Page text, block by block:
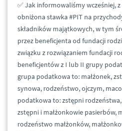
✅ Jak informowaliśmy wcześniej, z
obniżona stawka #PIT na
składników majątkowych, w tym
przez beneficjenta od fundacji
związku z rozwiązaniem fundacji
beneficjentów z I lub II grupy
grupa podatkowa to: małżonek,
synowa, rodzeństwo, ojczym,
podatkowa to: zstępni
zstępni i małżonkowie pasierbów,
rodzeństwo małżonków,